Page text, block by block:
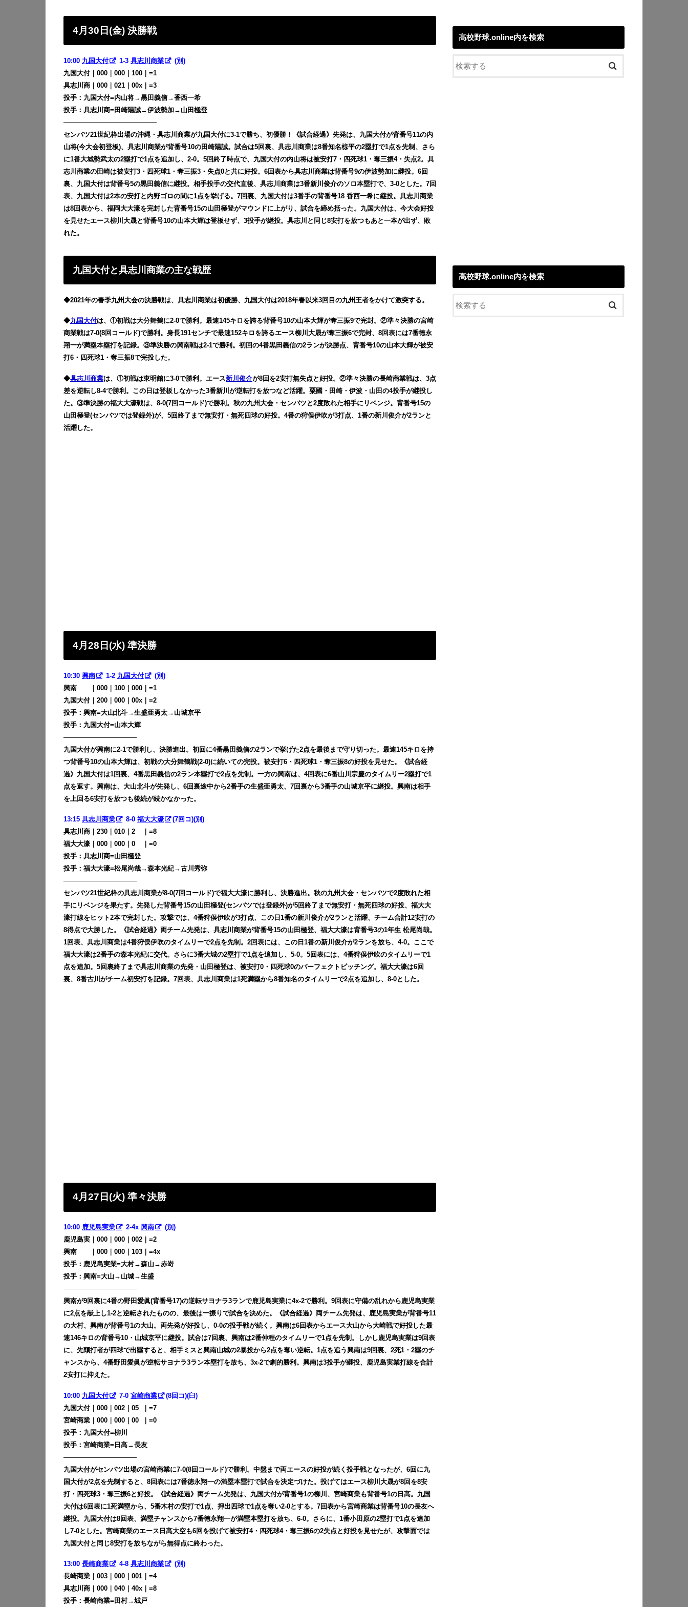
4月30日(金) 決勝戦
10:00 九国大付 1-3 具志川商業
(別)
九国大付｜000｜000｜100｜=1
具志川商｜000 ｜021｜00x｜=3
投手：九国大付=内山将→黒田義信→香西一希
投手：具志川商=田崎陽誠→伊波勢加→山田極登
——————————————
センバツ21世紀枠出場の沖縄・具志川商業が九国大付に3-1で勝ち、初優勝！《試合経過》先発は、九国大付が背番号11の内
山将(今大会初登板)、具志川商業が背番号10の田崎陽誠。 試合は5回裏、具志川商業は8番知名椋平の2塁打で1点を先制、さら
に1番大城勢武太の2塁打で1点を追加し、2-0。5回終了時点で、九国大付の内山将は被安打7・四死球1・奪三振4・失点2。具
志川商業の田崎は被安打3・四死球1・奪三振3・失点0と共に好投。6回表から具志川商業は背番号9の伊波勢加に継投。6回
裏、九国大付は背番号5の黒田義信に継投。相手投手の交代直後、具志川商業は3番新川俊介のソロ本塁打で、3-0とした。7回
表、九国大付は2本の安打と内野ゴロの間に1点を挙げる。7回裏、九国大付は3番手の背番号18 香西一希に継投。具志川商業
は8回表から、福岡大大濠を完封した背番号15の山田極登がマウンドに上がり、試合を締め括った。九国大付は、今大会好投
を見せたエース柳川大晟と背番号10の山本大輝は登板せず、3投手が継投。具志川と同じ8安打を放つもあと一本が出ず、敗
れた。
九国大付と具志川商業の主な戦歴
◆2021年の春季九州大会の決勝戦は、具志川商業は初優勝、九国大付は2018年春以来3回目の九州王者をかけて激突する。
◆九国大付は、①初戦は大分舞鶴に2-0で勝利。最速145キロを誇る背番号10の山本大輝が奪三振9で完封。②準々決勝の宮崎
商業戦は7-0(8回コールド)で勝利。身長191センチで最速152キロを誇るエース柳川大晟が奪三振6で完封、8回表には7番徳永
翔一が満塁本塁打を記録。③準決勝の興南戦は2-1で勝利。初回の4番黒田義信の2ランが決勝点、背番号10の山本大輝が被安
打6・四死球1・奪三振8で完投した。
◆具志川商業は、①初戦は東明館に3-0で勝利。エース新川俊介が8回を2安打無失点と好投。②準々決勝の長崎商業戦は、3点
差を逆転し8-4で勝利。この日は登板しなかった3番新川が逆転打を放つなど活躍。粟國・田崎・伊波・山田の4投手が継投し
た。③準決勝の福大大濠戦は、8-0(7回コールド)で勝利。秋の九州大会・センバツと2度敗れた相手にリベンジ。背番号15の
山田極登(センバツでは登録外)が、5回終了まで無安打・無死四球の好投。4番の狩俣伊吹が3打点、1番の新川俊介が2ランと
活躍した。
4月28日(水) 準決勝
10:30 興南 1-2 九国大付
(別)
興南
｜000｜100｜000｜=1
九国大付｜200｜000｜00x｜=2
投手：興南=大山北斗→生盛亜勇太→ 山城京平
投手：九国大付=山本大輝
———————————
九国大付が興南に2-1で勝利し、決勝進出。初回に4番黒田義信の2ランで挙げた2点を最後まで守り切った。最速145キロを持
つ背番号10の山本大輝は、初戦の大分舞鶴戦(2-0)に続いての完投。被安打6・四死球1・奪三振8の好投を見せた。《試合経
過》九国大付は1回裏、4番黒田義信の2ラン本塁打で2点を先制。一方の興南は、4回表に6番山川宗慶のタイムリー2塁打で1
点を返す。興南は、大山北斗が先発し、6回裏途中から2番手の生盛亜勇太、7回裏から3番手の山城京平に継投。興南は相手
を上回る6安打を放つも後続が続かなかった。
13:15 具志川商業 8-0 福大大濠
(7回コ)(別)
具志川商｜230｜010｜2
｜=8
福大大濠｜000｜000｜0
｜=0
投手：具志川商=山田極登
投手：福大大濠=松尾尚哉→森本光紀→古川秀弥
———————————
センバツ21世紀枠の具志川商業が8-0(7回コールド)で福大大濠に勝利し、決勝進出。秋の九州大会・センバツで2度敗れた相
手にリベンジを果たす。先発した背番号15の山田極登(センバツでは登録外)が5回終了まで無安打・無死四球の好投、福大大
濠打線をヒット2本で完封した。攻撃では、4番狩俣伊吹が3打点、この日1番の新川俊介が2ランと活躍、チーム合計12安打の
8得点で大勝した。
《試合経過》両チーム先発は、具志川商業が背番号15の山田極登、福大大濠は背番号3の1年生 松尾尚哉。
1回表、具志川商業は4番狩俣伊吹のタイムリーで2点を先制。2回表には、この日1番の新川俊介が2ランを放ち、4-0。ここで
福大大濠は2番手の森本光紀に交代。さらに3番大城の2塁打で1点を追加し、5-0。5回表には、4番狩俣伊吹のタイムリーで1
点を追加。5回裏終了まで具志川商業の先発・山田極登は、被安打0・四死球0のパーフェクトピッチング。福大大濠は6回
裏、8番古川がチーム初安打を記録。7回表、具志川商業は1死満塁から8番知名のタイムリーで2点を追加し、8-0とした。
4月27日(火) 準々決勝
10:00 鹿児島実業 2-4x 興南
(別)
鹿児島実｜000｜000｜002｜=2
興南
｜000｜000｜103｜=4x
投手：鹿児島実業=大村→森山→赤嵜
投手：興南=大山→山城→生盛
———————————
興南が9回裏に4番の野田愛眞(背番号17)の逆転サヨナラ3ランで鹿児島実業に4x-2で勝利。9回表に守備の乱れから鹿児島実業
に2点を献上し1-2と逆転されたものの、最後は一振りで試合を決めた。
《試合経過》両チーム先発は、鹿児島実業が背番号11
の大村、興南が背番号1の大山。両先発が好投し、0-0の投手戦が続く。興南は6回表からエース大山から大崎戦で好投した最
速146キロの背番号10・山城京平に継投。試合は7回裏、興南は2番仲程のタイムリーで1点を先制。しかし鹿児島実業は9回表
に、先頭打者が四球で出塁すると、相手ミスと興南山城の2暴投から2点を奪い逆転。1点を追う興南は9回裏、2死1・2塁のチ
ャンスから、4番野田愛眞が逆転サヨナラ3ラン本塁打を放ち、3x-2で劇的勝利。興南は3投手が継投、鹿児島実業打線を合計
2安打に抑えた。
10:00 九国大付 7-0 宮崎商業
(8回コ)(臼)
九国大付｜000｜002｜05
｜=7
宮崎商業｜000｜000｜00
｜=0
投手：九国大付=柳川
投手：宮崎商業=日高→長友
———————————
九国大付がセンバツ出場の宮崎商業に7-0(8回コールド)で勝利。中盤まで両エースの好投が続く投手戦となったが、6回に九
国大付が2点を先制すると、8回表には7番徳永翔一の満塁本塁打で試合を決定づけた。投げてはエース柳川大晟が8回を8安
打・四死球3・奪三振6と好投。《試合経過》両チーム先発は、九国大付が背番号1の柳川、宮崎商業も背番号1の日高。九国
大付は6回表に1死満塁から、5番木村の安打で1点、押出四球で1点を奪い2-0とする。7回表から宮崎商業は背番号10の長友へ
継投。九国大付は8回表、満塁チャンスから7番徳永翔一が満塁本塁打を放ち、6-0。さらに、1番小田原の2塁打で1点を追加
し7-0とした。宮崎商業のエース日高大空も6回を投げて被安打4・四死球4・奪三振6の2失点と好投を見せたが、攻撃面では
九国大付と同じ8安打を放ちながら無得点に終わった。
13:00 長崎商業 4-8 具志川商業
(別)
長崎商業｜003｜000｜001｜=4
具志川商｜000｜040｜40x｜=8
投手：長崎商業=田村→城戸
高校野球.online内を検索
高校野球.online内を検索